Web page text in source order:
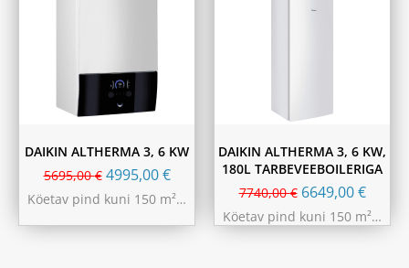
DAIKIN ALTHERMA 3, 6 KW
5695,00€ 4995,00€
Köetav pind kuni 150 m²…
DAIKIN ALTHERMA 3, 6 KW,
180L TARBEVEEBOILERIGA
7740,00€ 6649,00€
Köetav pind kuni 150 m²…